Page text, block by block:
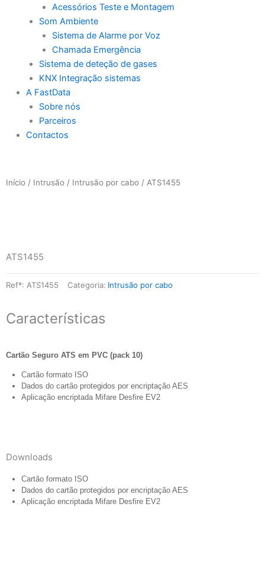
Acessórios Teste e Montagem
Som Ambiente
Sistema de Alarme por Voz
Chamada Emergência
Sistema de deteção de gases
KNX Integração sistemas
A FastData
Sobre nós
Parceiros
Contactos
Início / Intrusão / Intrusão por cabo / ATS1455
ATS1455
Refª: ATS1455 Categoria: Intrusão por cabo
Características
Cartão Seguro ATS em PVC (pack 10)
Cartão formato ISO
Dados do cartão protegidos por encriptação AES
Aplicação encriptada Mifare Desfire EV2
Downloads
Cartão formato ISO
Dados do cartão protegidos por encriptação AES
Aplicação encriptada Mifare Desfire EV2